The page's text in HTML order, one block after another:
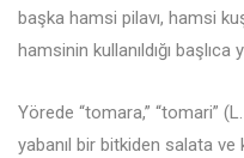
başka hamsi pilavı, hamsi
hamsinin kullanıldığı başlıca
Yörede “tomara,” “tomari”
yabanıl bir bitkiden salata ve